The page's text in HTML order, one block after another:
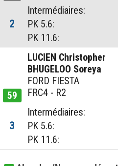
2
Intermédiaires:
PK 5.6:
PK 11.6:
59
LUCIEN Christopher
BHUGELOO Soreya
FORD FIESTA
FRC4 - R2
3
Intermédiaires:
PK 5.6:
PK 11.6: